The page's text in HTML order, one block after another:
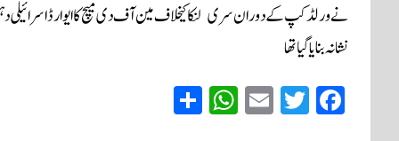
نے ورلڈ کپ کے دوران سری لنکا کیخلاف مین آف دی میچ کا ایوارڈ اسرائیلی
نشانہ بنایا گیا تھا
Fa
ce
T
wi
E
m
W
ha